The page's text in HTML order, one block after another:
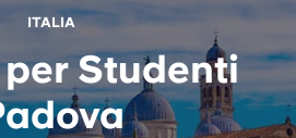
Deutsch
ITALIA
Studenti